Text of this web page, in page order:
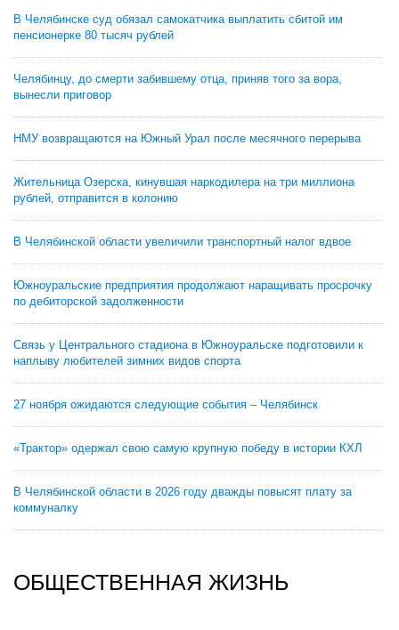
В Челябинске суд обязал самокатчика выплатить сбитой им
пенсионерке 80 тысяч рублей
Челябинцу, до смерти забившему отца, приняв того за вора,
вынесли приговор
НМУ возвращаются на Южный Урал после месячного перерыва
Жительница Озерска, кинувшая наркодилера на три миллиона
рублей, отправится в колонию
В Челябинской области увеличили транспортный налог вдвое
Южноуральские предприятия продолжают наращивать просрочку
по дебиторской задолженности
Связь у Центрального стадиона в Южноуральске подготовили к
наплыву любителей зимних видов спорта
27 ноября ожидаются следующие события – Челябинск
«Трактор» одержал свою самую крупную победу в истории КХЛ
В Челябинской области в 2026 году дважды повысят плату за
коммуналку
ОБЩЕСТВЕННАЯ ЖИЗНЬ